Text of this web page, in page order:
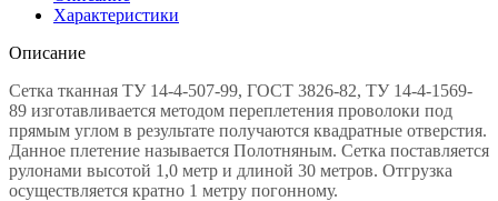
Характеристики
Описание
Сетка тканная ТУ 14-4-507-99, ГОСТ 3826-82, ТУ 14-4-1569-
89 изготавливается методом переплетения проволоки под
прямым углом в результате получаются квадратные отверстия.
Данное плетение называется Полотняным. Сетка поставляется
рулонами высотой 1,0 метр и длиной 30 метров. Отгрузка
осуществляется кратно 1 метру погонному.